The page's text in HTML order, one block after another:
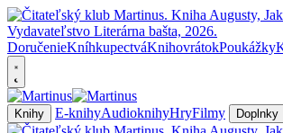
DoručenieKníhkupectváKnihovrátokPoukážky
Knihy E-knihyAudioknihyHryFilmy Doplnky